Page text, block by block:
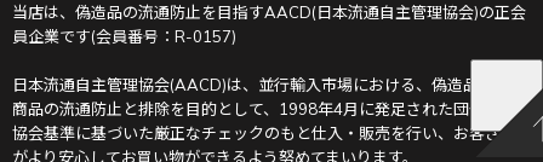
当店は、偽造品の流通防止を目指すAACD(日本流通自主管理協会)の正会
員企業です(会員番号：R-0157)
日本流通自主管理協会(AACD)は、並行輸入市場における、偽造品や不正
商品の流通防止と排除を目的として、1998年4月に発足された団体です。
協会基準に基づいた厳正なチェックのもと仕入・販売を行い、お客さま
がより安心してお買い物ができるよう努めてまいります。